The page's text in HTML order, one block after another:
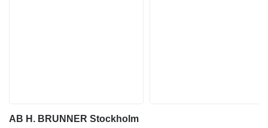
AB H. BRUNNER Stockholm